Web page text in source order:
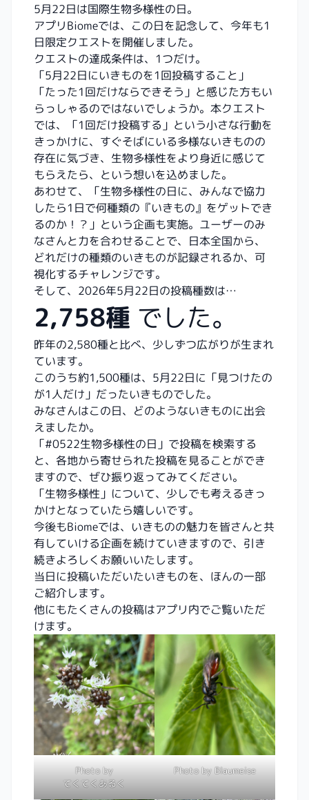
5月22日は国際生物多様性の日。
アプリBiomeでは、この日を記念して、今年も1
日限定クエストを開催しました。
クエストの達成条件は、1つだけ。
「5月22日にいきものを1回投稿すること」
「たった1回だけならできそう」と感じた方もい
らっしゃるのではないでしょうか。本クエスト
では、「1回だけ投稿する」という小さな行動を
きっかけに、すぐそばにいる多様ないきものの
存在に気づき、生物多様性をより身近に感じて
もらえたら、という想いを込めました。
あわせて、「生物多様性の日に、みんなで協力
したら1日で何種類の『いきもの』をゲットでき
るのか！？」という企画も実施。ユーザーのみ
なさんと力を合わせることで、日本全国から、
どれだけの種類のいきものが記録されるか、可
視化するチャレンジです。
そして、2026年5月22日の投稿種数は…
2,758種 でした。
昨年の2,580種と比べ、少しずつ広がりが生まれ
ています。
このうち約1,500種は、5月22日に「見つけたの
が1人だけ」だったいきものでした。
みなさんはこの日、どのようないきものに出会
えましたか。
「#0522生物多様性の日」で投稿を検索する
と、各地から寄せられた投稿を見ることができ
ますので、ぜひ振り返ってみてください。
「生物多様性」について、少しでも考えるきっ
かけとなっていたら嬉しいです。
今後もBiomeでは、いきものの魅力を皆さんと共
有していける企画を続けていきますので、引き
続きよろしくお願いいたします。
当日に投稿いただいたいきものを、ほんの一部
ご紹介します。
他にもたくさんの投稿はアプリ内でご覧いただ
けます。
Photo by
てくてくあるく
Photo by Blaumeise